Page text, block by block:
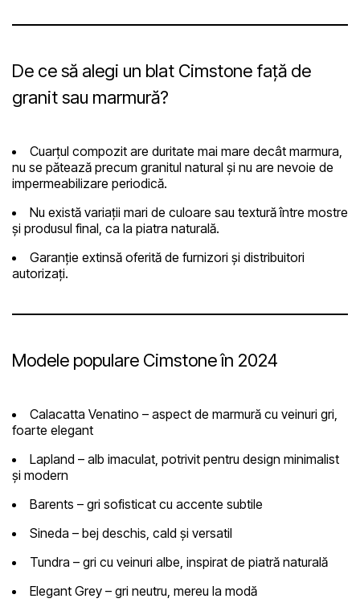
De ce să alegi un blat Cimstone față de
granit sau marmură?
Cuarțul compozit are duritate mai mare decât marmura,
nu se pătează precum granitul natural și nu are nevoie de
impermeabilizare periodică.
Nu există variații mari de culoare sau textură între mostre
și produsul final, ca la piatra naturală.
Garanție extinsă oferită de furnizori și distribuitori
autorizați.
Modele populare Cimstone în 2024
Calacatta Venatino – aspect de marmură cu veinuri gri,
foarte elegant
Lapland – alb imaculat, potrivit pentru design minimalist
și modern
Barents – gri sofisticat cu accente subtile
Sineda – bej deschis, cald și versatil
Tundra – gri cu veinuri albe, inspirat de piatră naturală
Elegant Grey – gri neutru, mereu la modă